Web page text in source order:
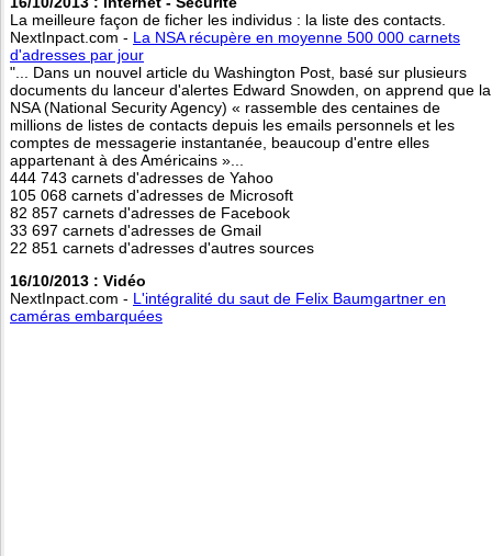
La meilleure façon de ficher les individus : la liste des contacts.
NextInpact.com - La NSA récupère en moyenne 500 000 carnets
d'adresses par jour
"... Dans un nouvel article du Washington Post, basé sur plusieurs
documents du lanceur d'alertes Edward Snowden, on apprend que la
NSA (National Security Agency) « rassemble des centaines de
millions de listes de contacts depuis les emails personnels et les
comptes de messagerie instantanée, beaucoup d'entre elles
appartenant à des Américains »...
444 743 carnets d'adresses de Yahoo
105 068 carnets d'adresses de Microsoft
82 857 carnets d'adresses de Facebook
33 697 carnets d'adresses de Gmail
22 851 carnets d'adresses d'autres sources
16/10/2013 : Vidéo
NextInpact.com - L'intégralité du saut de Felix Baumgartner en
caméras embarquées